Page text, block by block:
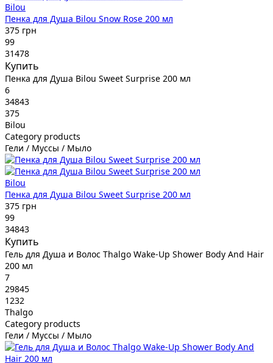
Bilou
Пенка для Душа Bilou Snow Rose 200 мл
375 грн
99
31478
Купить
Пенка для Душа Bilou Sweet Surprise 200 мл
6
34843
375
Bilou
Category products
Гели / Муссы / Мыло
Bilou
Пенка для Душа Bilou Sweet Surprise 200 мл
375 грн
99
34843
Купить
Гель для Душа и Волос Thalgo Wake-Up Shower Body And Hair
200 мл
7
29845
1232
Thalgo
Category products
Гели / Муссы / Мыло